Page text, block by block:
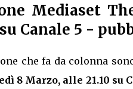
Mediaset
su Canale 5 -
che fa da colonna
8 Marzo, alle 21.10 su